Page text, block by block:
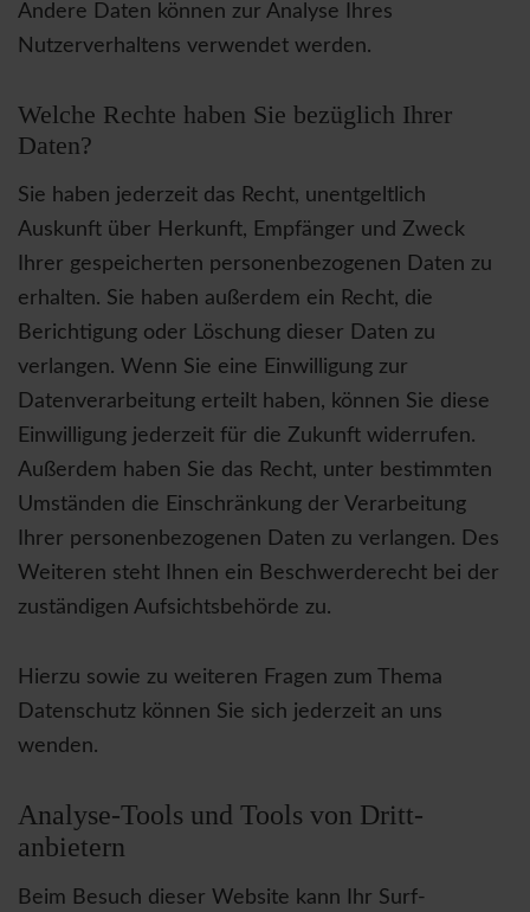
Andere Daten können zur Analyse Ihres
Nutzerverhaltens verwendet werden.
Welche Rechte haben Sie bezüglich Ihrer
Daten?
Sie haben jederzeit das Recht, unentgeltlich
Auskunft über Herkunft, Empfänger und Zweck
Ihrer gespeicherten personenbezogenen Daten zu
erhalten. Sie haben außerdem ein Recht, die
Berichtigung oder Löschung dieser Daten zu
verlangen. Wenn Sie eine Einwilligung zur
Datenverarbeitung erteilt haben, können Sie diese
Einwilligung jederzeit für die Zukunft widerrufen.
Außerdem haben Sie das Recht, unter bestimmten
Umständen die Einschränkung der Verarbeitung
Ihrer personenbezogenen Daten zu verlangen. Des
Weiteren steht Ihnen ein Beschwerderecht bei der
zuständigen Aufsichtsbehörde zu.
Hierzu sowie zu weiteren Fragen zum Thema
Datenschutz können Sie sich jederzeit an uns
wenden.
Analyse-Tools und Tools von Dritt­
anbietern
Beim Besuch dieser Website kann Ihr Surf-